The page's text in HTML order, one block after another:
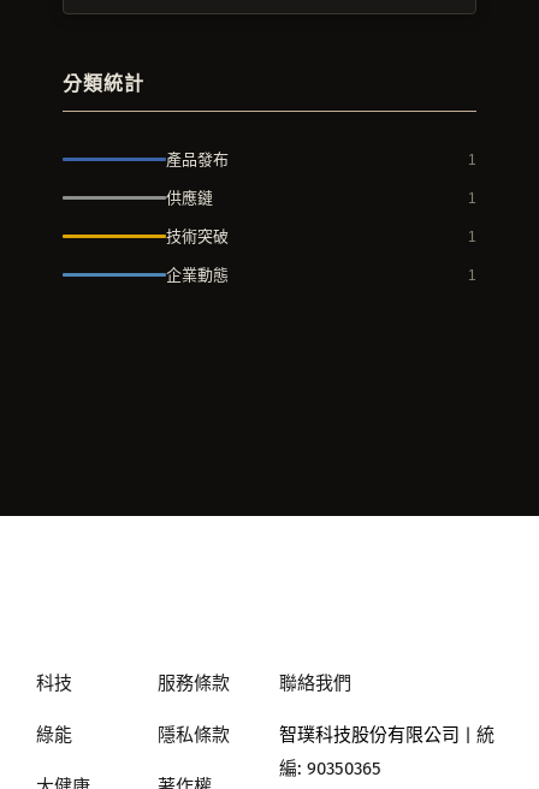
分類統計
產品發布 1
供應鏈 1
技術突破 1
企業動態 1
科技
綠能
服務條款
隱私條款
聯絡我們
智璞科技股份有限公司 | 統
編: 90350365